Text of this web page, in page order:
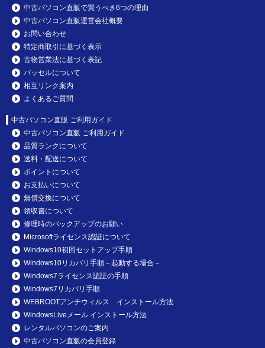
中古パソコン直販で買うべき6つの理由
中古パソコン直販運営会社概要
お問い合わせ
特定商取引に基づく表示
古物営業法に基づく表記
パッセルについて
相互リンク案内
よくあるご質問
中古パソコン直販 ご利用ガイド
中古パソコン直販 ご利用ガイド
品質ランクについて
送料・配送について
ポイントについて
お支払いについて
無償交換について
領収書について
修理時のバックアップのお願い
Microsoftライセンス認証について
Windows10初回セットアップ手順
Windows10リカバリ手順－起動する場合－
Windows7ライセンス認証の手順
Windows7リカバリ手順
WEBROOTアンチウィルス インストール方法
WindowsLiveメール インストール方法
レンタルパソコンのご案内
中古パソコン直販の会員登録